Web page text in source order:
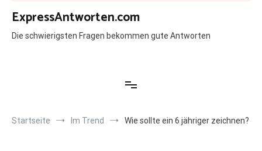
Zum
Inhalt
springen
ExpressAntworten.com
Die schwierigsten Fragen bekommen gute Antworten
Startseite Im Trend Wie sollte ein 6 jähriger zeichnen?